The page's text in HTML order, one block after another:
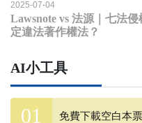
2025-07-04
Lawsnote vs 法源｜七法
定違法著作權法？
AI小工具
免費下載空白本票